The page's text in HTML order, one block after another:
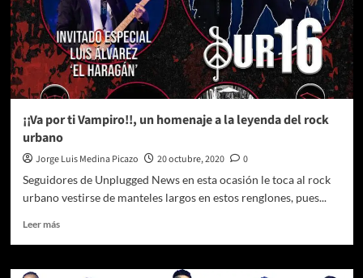
canción
inédita,
‘YaYo’
¡¡Va por ti Vampiro!!, un homenaje a la leyenda del rock
urbano
Jorge Luis Medina Picazo 20 octubre, 2020
0
Seguidores de Unplugged News en esta ocasión le toca al rock
urbano vestirse de manteles largos en estos renglones, pues...
Leer másLeer
¡¡Va